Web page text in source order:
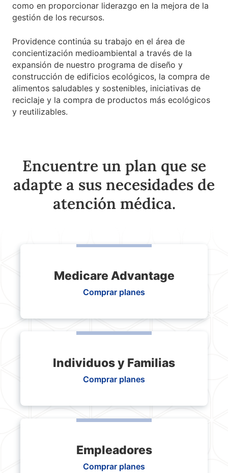
como en proporcionar liderazgo en la mejora de la
gestión de los recursos.
Providence continúa su trabajo en el área de
concientización medioambiental a través de la
expansión de nuestro programa de diseño y
construcción de edificios ecológicos, la compra de
alimentos saludables y sostenibles, iniciativas de
reciclaje y la compra de productos más ecológicos
y reutilizables.
Encuentre un plan que se
adapte a sus necesidades de
atención médica.
Medicare Advantage
Comprar planes
Individuos y Familias
Comprar planes
Empleadores
Comprar planes